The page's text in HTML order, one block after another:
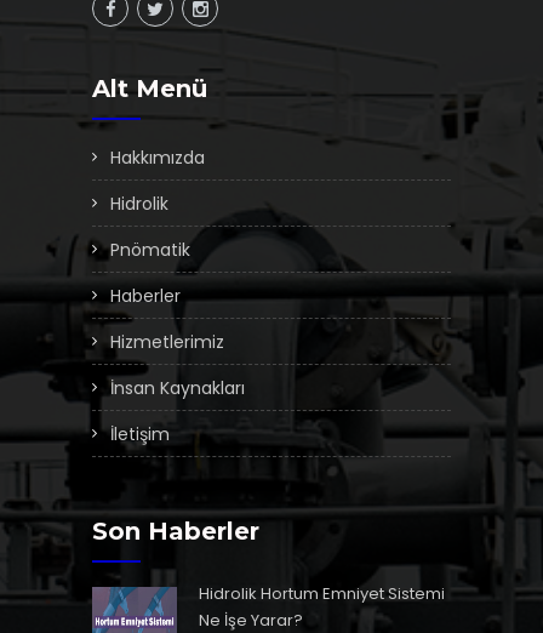
Alt Menü
Hakkımızda
Hidrolik
Pnömatik
Haberler
Hizmetlerimiz
İnsan Kaynakları
İletişim
Son Haberler
Hidrolik Hortum Emniyet Sistemi
Ne İşe Yarar?